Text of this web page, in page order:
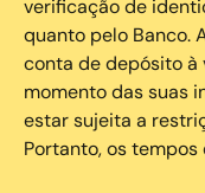
verificação de
quanto pelo Banco.
conta de depósito à
momento das suas
estar sujeita a
Portanto, os